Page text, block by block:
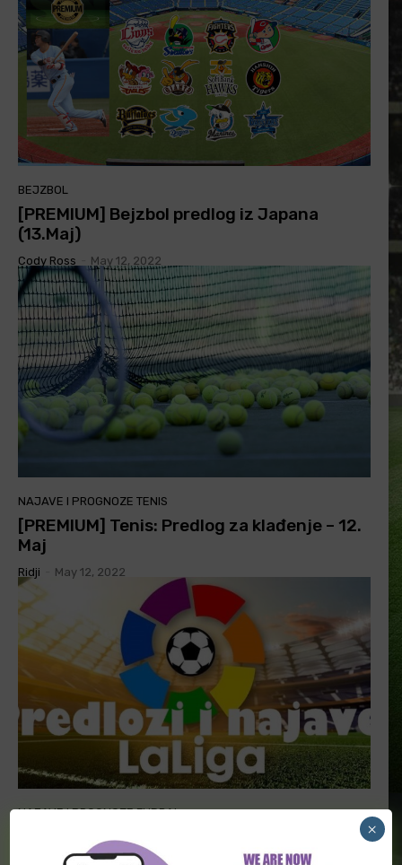
BEJZBOL
[PREMIUM] Bejzbol predlog iz Japana
(13.Maj)
Cody Ross May 12, 2022
NAJAVE I PROGNOZE TENIS
[PREMIUM] Tenis: Predlog za klađenje – 12.
Maj
Ridji May 12, 2022
NAJAVE I PROGNOZE FUDBAL
[PREMIUM] La liga, najava, predlozi za
klađenje (Četvrtak)
×